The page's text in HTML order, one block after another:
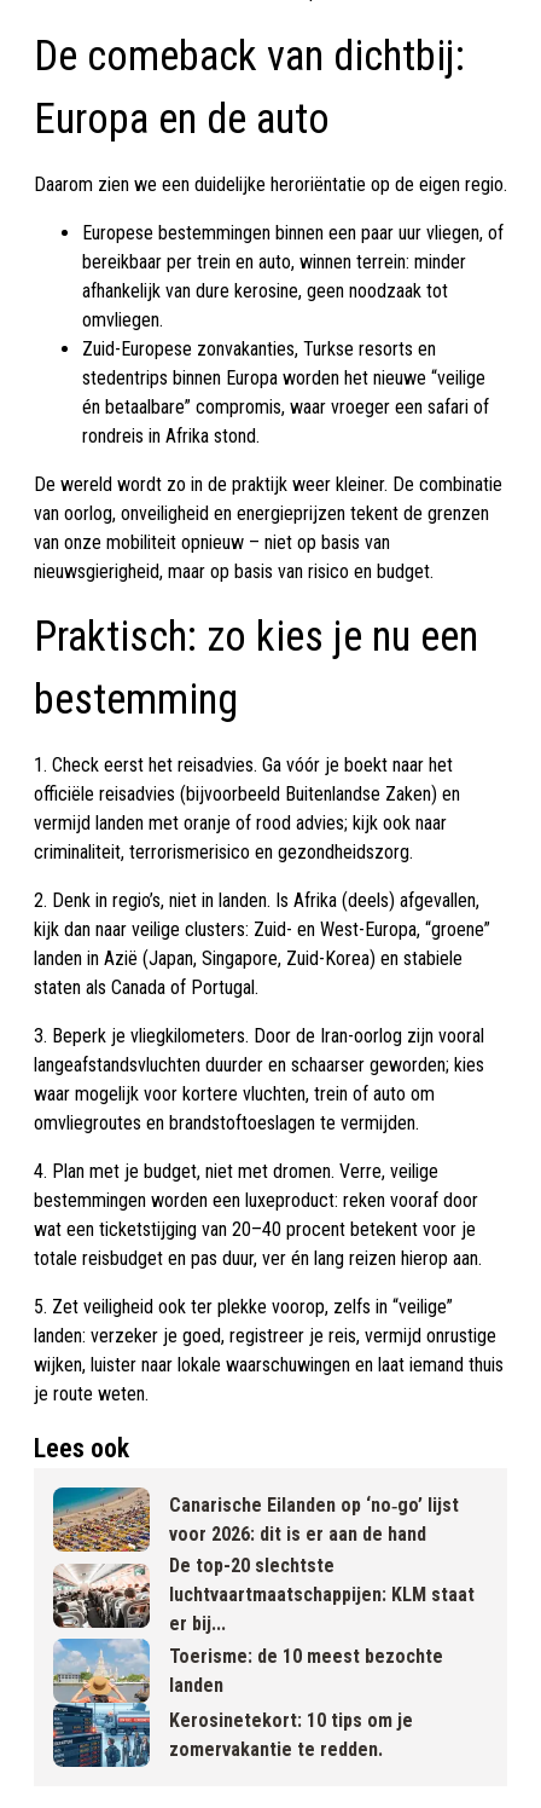
De comeback van dichtbij:
Europa en de auto
Daarom zien we een duidelijke heroriëntatie op de eigen regio.
Europese bestemmingen binnen een paar uur vliegen, of
bereikbaar per trein en auto, winnen terrein: minder
afhankelijk van dure kerosine, geen noodzaak tot
omvliegen.
Zuid-Europese zonvakanties, Turkse resorts en
stedentrips binnen Europa worden het nieuwe “veilige
én betaalbare” compromis, waar vroeger een safari of
rondreis in Afrika stond.
De wereld wordt zo in de praktijk weer kleiner. De combinatie
van oorlog, onveiligheid en energieprijzen tekent de grenzen
van onze mobiliteit opnieuw – niet op basis van
nieuwsgierigheid, maar op basis van risico en budget.
Praktisch: zo kies je nu een
bestemming
1. Check eerst het reisadvies. Ga vóór je boekt naar het
officiële reisadvies (bijvoorbeeld Buitenlandse Zaken) en
vermijd landen met oranje of rood advies; kijk ook naar
criminaliteit, terrorismerisico en gezondheidszorg.
2. Denk in regio’s, niet in landen. Is Afrika (deels) afgevallen,
kijk dan naar veilige clusters: Zuid- en West-Europa, “groene”
landen in Azië (Japan, Singapore, Zuid-Korea) en stabiele
staten als Canada of Portugal.
3. Beperk je vliegkilometers. Door de Iran-oorlog zijn vooral
langeafstandsvluchten duurder en schaarser geworden; kies
waar mogelijk voor kortere vluchten, trein of auto om
omvliegroutes en brandstoftoeslagen te vermijden.
4. Plan met je budget, niet met dromen. Verre, veilige
bestemmingen worden een luxeproduct: reken vooraf door
wat een ticketstijging van 20–40 procent betekent voor je
totale reisbudget en pas duur, ver én lang reizen hierop aan.
5. Zet veiligheid ook ter plekke voorop, zelfs in “veilige”
landen: verzeker je goed, registreer je reis, vermijd onrustige
wijken, luister naar lokale waarschuwingen en laat iemand thuis
je route weten.
Lees ook
Canarische Eilanden op ‘no‐go’ lijst
voor 2026: dit is er aan de hand
De top-20 slechtste
luchtvaartmaatschappijen: KLM staat
er bij...
Toerisme: de 10 meest bezochte
landen
Kerosinetekort: 10 tips om je
zomervakantie te redden.